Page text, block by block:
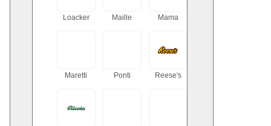
Loacker Maille Mama
Maretti Ponti Reese's